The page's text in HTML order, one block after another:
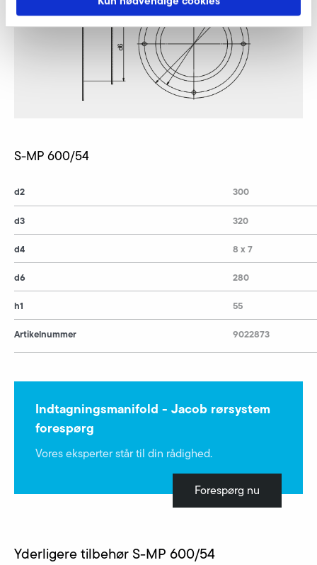
S-MP 600/54
d2
d3
d4
d6
h1
Artikelnummer
300
320
8 x 7
280
55
9022873
Indtagningsmanifold - Jacob rørsystem
forespørg
Vores eksperter står til din rådighed.
Forespørg nu
Yderligere tilbehør S-MP 600/54